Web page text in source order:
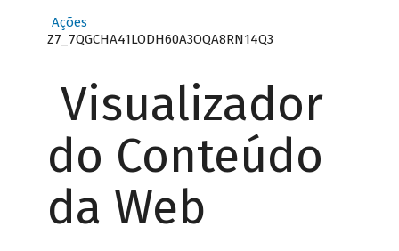
Ações
Z7_7QGCHA41LODH60A3OQA8RN14Q3
Visualizador
do Conteúdo
da Web